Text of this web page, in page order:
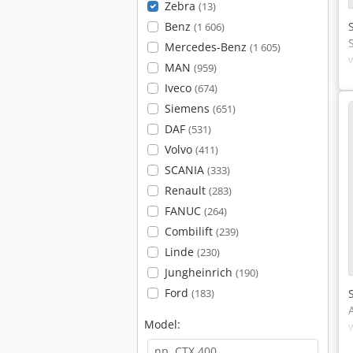
Zebra (13)
Benz (1 606)
Mercedes-Benz (1 605)
MAN (959)
Iveco (674)
Siemens (651)
DAF (531)
Volvo (411)
SCANIA (333)
Renault (283)
FANUC (264)
Combilift (239)
Linde (230)
Jungheinrich (190)
Ford (183)
Model: